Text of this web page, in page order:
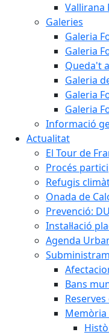
Vallirana
Galeries
Galeria
Galeria
Queda't
Galeria
Galeria
Galeria
Informació
Actualitat
El Tour de
Procés
Refugis
Onada de
Prevenció:
Instal·lació
Agenda
Bans
Memòria